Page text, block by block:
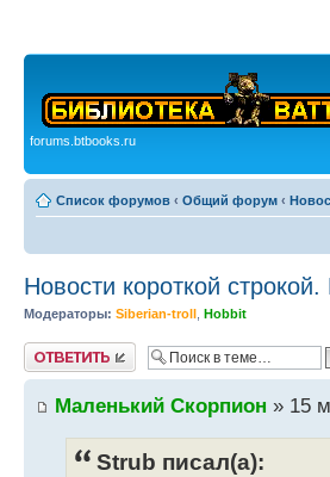
forums.btbooks.ru
Список форумов ‹ Общий форум ‹
Новости короткой
Модераторы: Siberian-troll Hobbit
Ответить
Маленький Скорпион » 15
Strub писал(а):